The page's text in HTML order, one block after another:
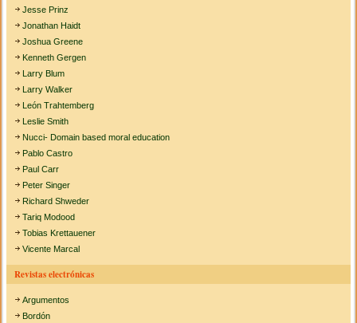
Jesse Prinz
Jonathan Haidt
Joshua Greene
Kenneth Gergen
Larry Blum
Larry Walker
León Trahtemberg
Leslie Smith
Nucci- Domain based moral education
Pablo Castro
Paul Carr
Peter Singer
Richard Shweder
Tariq Modood
Tobias Krettauener
Vicente Marcal
Revistas electrónicas
Argumentos
Bordón